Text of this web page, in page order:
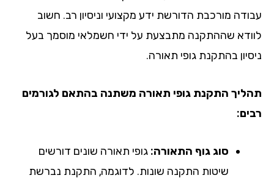
מורכבת הדורשת ידע מקצועי וניסיון רב. חשוב
שההתקנה מתבצעת על ידי חשמלאי מוסמך בעל
בהתקנת גופי תאורה.
התקנת גופי תאורה משתנה בהתאם לגורמים
סוג גוף התאורה:גופי תאורה שונים דורשים
שיטות התקנה שונות. לדוגמה, התקנת נברשת